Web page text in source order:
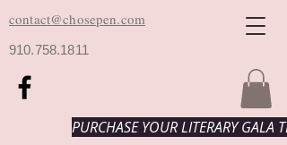
contact@chosepen.com
910.758.1811
PURCHASE YOUR LITERARY GALA